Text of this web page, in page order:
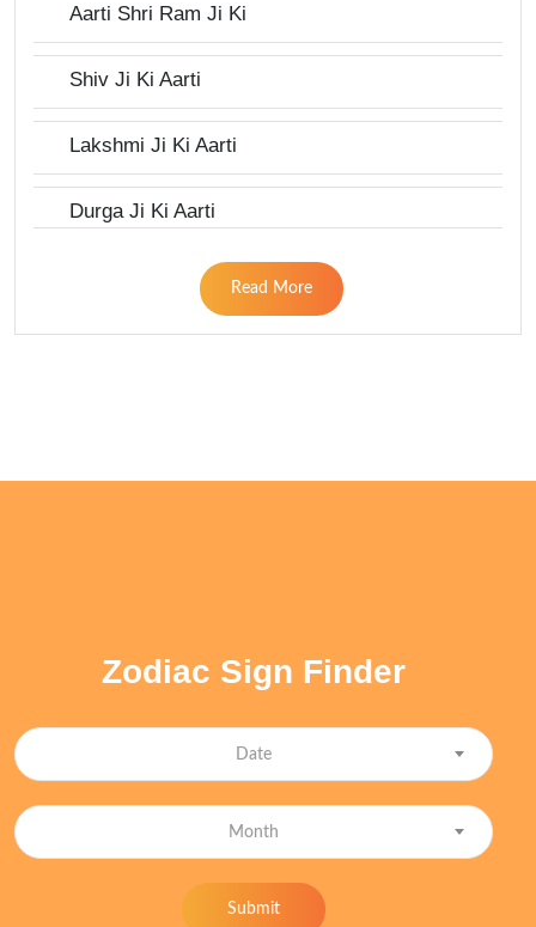
Aarti Shri Ram Ji Ki
Shiv Ji Ki Aarti
Lakshmi Ji Ki Aarti
Durga Ji Ki Aarti
Read More
Zodiac Sign Finder
Date
Month
Submit